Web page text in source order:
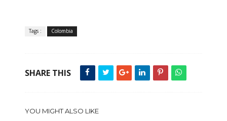
Tags : Colombia
SHARE THIS
YOU MIGHT ALSO LIKE